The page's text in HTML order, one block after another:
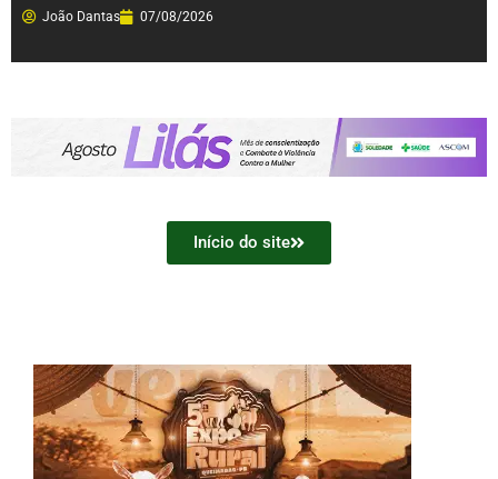
João Dantas 07/08/2026
Início do site